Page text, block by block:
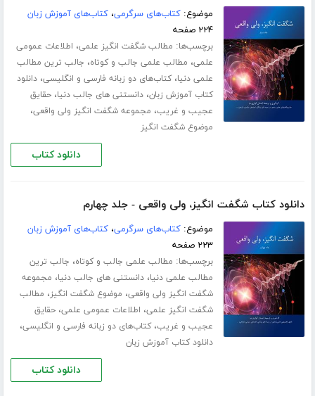
موضوع:کتاب‌های سرگرمی،کتاب‌های آموزش زبان
۲۲۴ صفحه
برچسب‌ها: مطالب شگفت انگیز علمی، اطلاعات عمومی
علمی، مطالب علمی جالب و کوتاه، جالب ترین مطالب
علمی دنیا،کتاب‌های دو زبانه فارسی و انگلیسی،دانلود
کتاب آموزش زبان،دانستنی های جالب دنیا،حقایق
عجیب و غریب، مجموعه شگفت انگیز ولی واقعی،
موضوع شگفت انگیز
دانلود کتاب
دانلود کتاب شگفت انگیز، ولی واقعی - جلد چهارم
موضوع:کتاب‌های سرگرمی،کتاب‌های آموزش زبان
۲۲۳ صفحه
برچسب‌ها: مطالب علمی جالب و کوتاه، جالب ترین
مطالب علمی دنیا،دانستنی های جالب دنیا، مجموعه
شگفت انگیز ولی واقعی، موضوع شگفت انگیز، مطالب
شگفت انگیز علمی، اطلاعات عمومی علمی،حقایق
عجیب و غریب،کتاب‌های دو زبانه فارسی و انگلیسی،
دانلود کتاب آموزش زبان
دانلود کتاب